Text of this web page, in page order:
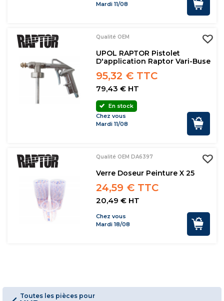
Mardi 11/08
Qualité OEM
UPOL RAPTOR Pistolet
D'application Raptor Vari-Buse
95,32 € TTC
79,43 € HT
En stock
Chez vous
Mardi 11/08
Qualité OEM DA6397
Verre Doseur Peinture X 25
24,59 € TTC
20,49 € HT
Chez vous
Mardi 18/08
Toutes les pièces pour